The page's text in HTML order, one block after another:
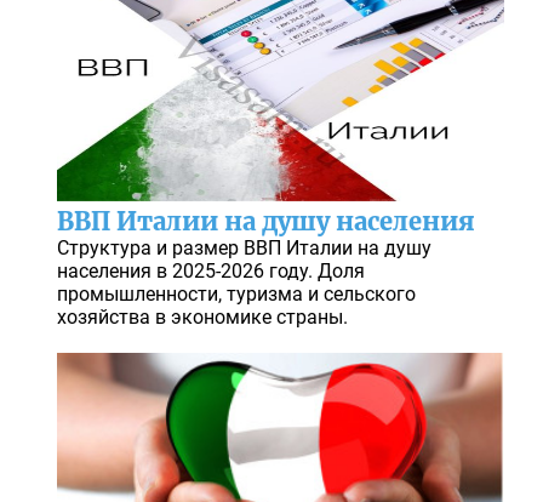
ВВП Италии на душу населения
Структура и размер ВВП Италии на душу
населения в 2025-2026 году. Доля
промышленности, туризма и сельского
хозяйства в экономике страны.